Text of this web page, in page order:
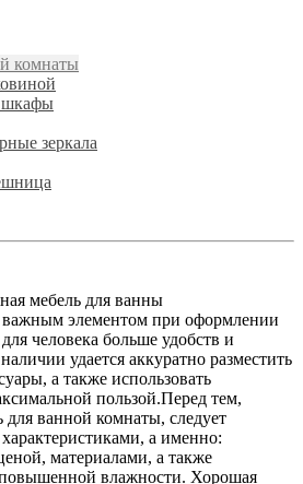
комнаты
шкафы
зеркала
мебель для ванны
важным элементом при оформлении
человека больше удобств и
удается аккуратно разместить
а также использовать
пользой.Перед тем,
для ванной комнаты, следует
характеристиками, а именно:
материалами, а также
влажности. Хорошая